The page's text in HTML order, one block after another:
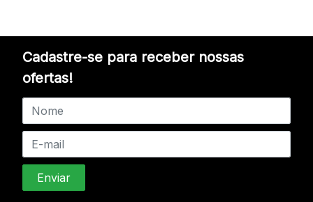
Cadastre-se para receber nossas
ofertas!